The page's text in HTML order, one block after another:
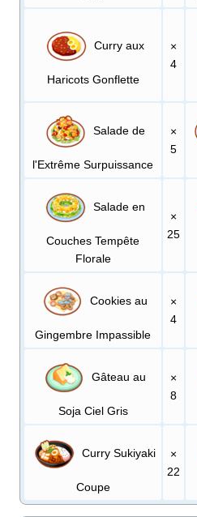
Curry aux
Haricots Gonflette
×
4
Salade de
l'Extrême Surpuissance
×
5
Salade en
Couches Tempête
Florale
×
25
Cookies au
Gingembre Impassible
×
4
Gâteau au
Soja Ciel Gris
×
8
Curry Sukiyaki
Coupe
×
22